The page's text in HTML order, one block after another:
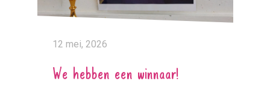
12 mei, 2026
We hebben een winnaar!